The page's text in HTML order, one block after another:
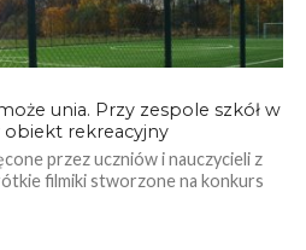
unia. Przy zespole szkół w
obiekt rekreacyjny
przez uczniów i nauczycieli z
filmiki stworzone na konkurs